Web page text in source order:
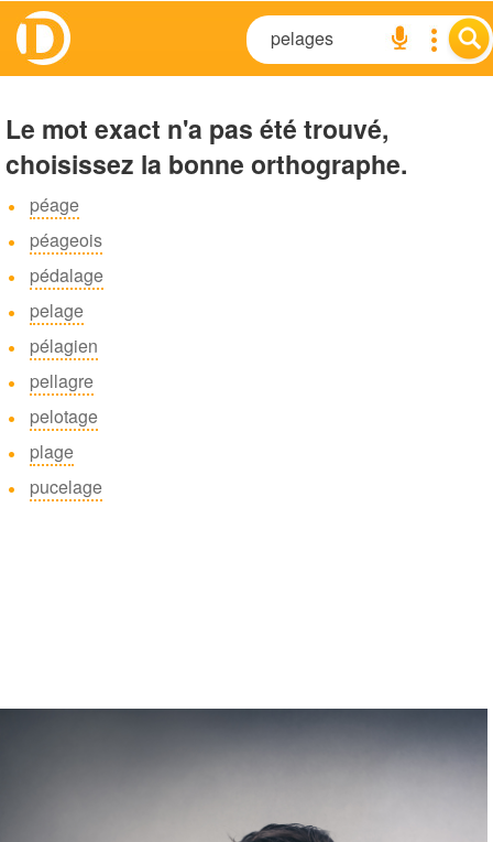
Le mot exact n'a pas été trouvé,
choisissez la bonne orthographe.
péage
péageois
pédalage
pelage
pélagien
pellagre
pelotage
plage
pucelage